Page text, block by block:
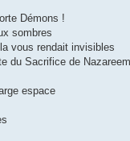
Démons !
sombres
vous rendait invisibles
du Sacrifice de
espace